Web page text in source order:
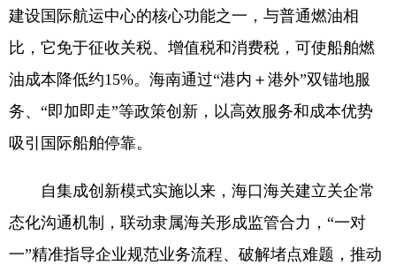
建设国际航运中心的核心功能之一，与普通燃油相
比，它免于征收关税、增值税和消费税，可使船舶燃
油成本降低约15%。海南通过“港内＋港外”双锚地服
务、“即加即走”等政策创新，以高效服务和成本优势
吸引国际船舶停靠。
自集成创新模式实施以来，海口海关建立关企常
态化沟通机制，联动隶属海关形成监管合力，“一对
一”精准指导企业规范业务流程、破解堵点难题，推动